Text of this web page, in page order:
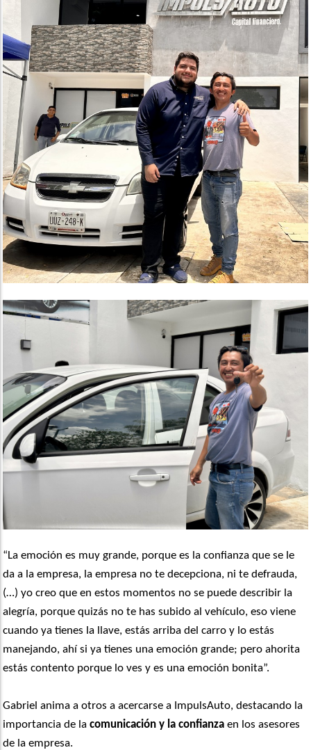
“La emoción es muy grande, porque es la confianza que se le
da a la empresa, la empresa no te decepciona, ni te defrauda,
(…) yo creo que en estos momentos no se puede describir la
alegría, porque quizás no te has subido al vehículo, eso viene
cuando ya tienes la llave, estás arriba del carro y lo estás
manejando, ahí si ya tienes una emoción grande; pero ahorita
estás contento porque lo ves y es una emoción bonita”.
Gabriel anima a otros a acercarse a ImpulsAuto, destacando la
importancia de lacomunicación y la confianzaen los asesores
de la empresa.